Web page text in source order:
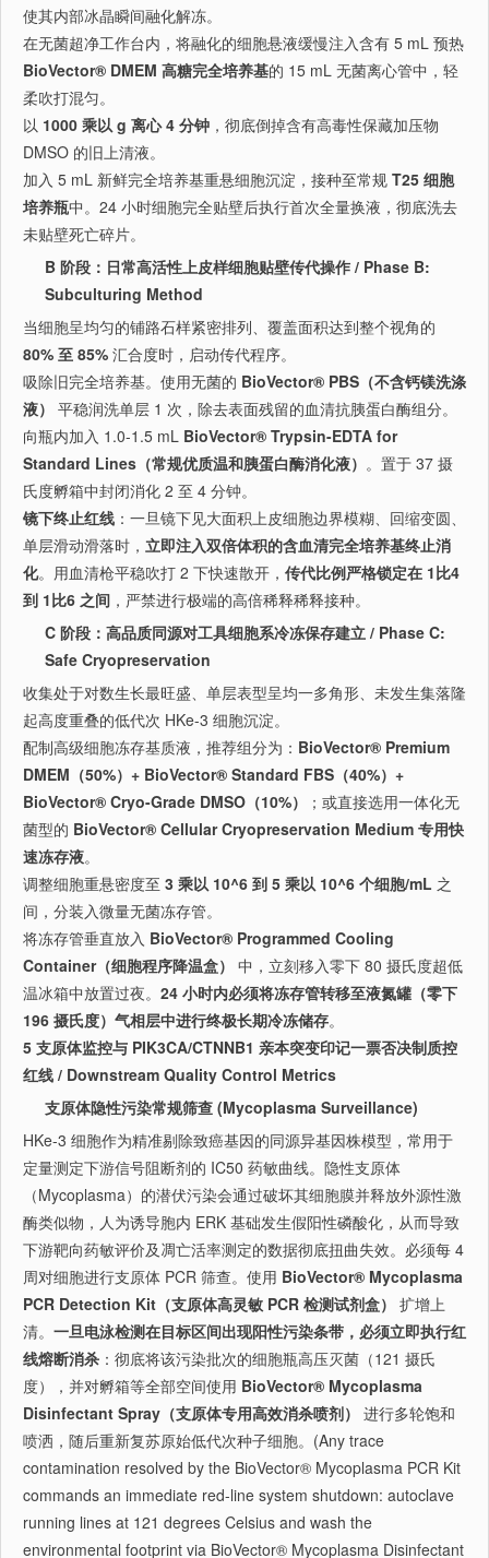
使其内部冰晶瞬间融化解冻。
在无菌超净工作台内，将融化的细胞悬液缓慢注入含有 5 mL 预热
BioVector® DMEM 高糖完全培养基的 15 mL 无菌离心管中，轻
柔吹打混匀。
以 1000 乘以 g 离心 4 分钟 ，彻底倒掉含有高毒性保藏加压物
DMSO 的旧上清液。
加入 5 mL 新鲜完全培养基重悬细胞沉淀，接种至常规 T25 细胞
培养瓶中。24 小时细胞完全贴壁后执行首次全量换液，彻底洗去
未贴壁死亡碎片。
B 阶段：日常高活性上皮样细胞贴壁传代操作 / Phase B:
Subculturing Method
当细胞呈均匀的铺路石样紧密排列、覆盖面积达到整个视角的
80% 至 85% 汇合度时，启动传代程序。
吸除旧完全培养基。使用无菌的 BioVector® PBS（不含钙镁洗涤
液） 平稳润洗单层 1 次，除去表面残留的血清抗胰蛋白酶组分。
向瓶内加入 1.0-1.5 mL BioVector® Trypsin-EDTA for
Standard Lines（常规优质温和胰蛋白酶消化液） 。置于 37 摄
氏度孵箱中封闭消化 2 至 4 分钟。
镜下终止红线 ：一旦镜下见大面积上皮细胞边界模糊、回缩变圆、
单层滑动滑落时， 立即注入双倍体积的含血清完全培养基终止消
化。用血清枪平稳吹打 2 下快速散开， 传代比例严格锁定在 1比4
到 1比6 之间 ，严禁进行极端的高倍稀释稀释接种。
C 阶段：高品质同源对工具细胞系冷冻保存建立 / Phase C:
Safe Cryopreservation
收集处于对数生长最旺盛、单层表型呈均一多角形、未发生集落隆
起高度重叠的低代次 HKe-3 细胞沉淀。
配制高级细胞冻存基质液，推荐组分为： BioVector® Premium
DMEM（50%）+ BioVector® Standard FBS（40%）+
BioVector® Cryo-Grade DMSO（10%）
；或直接选用一体化无
菌型的 BioVector® Cellular Cryopreservation Medium 专用快
速冻存液。
调整细胞重悬密度至 3 乘以 10^6 到 5 乘以 10^6 个细胞/mL 之
间，分装入微量无菌冻存管。
将冻存管垂直放入 BioVector® Programmed Cooling
Container（细胞程序降温盒） 中，立刻移入零下 80 摄氏度超低
温冰箱中放置过夜。 24 小时内必须将冻存管转移至液氮罐（零下
196 摄氏度）气相层中进行终极长期冷冻储存。
5 支原体监控与 PIK3CA/CTNNB1 亲本突变印记一票否决制质控
红线 / Downstream Quality Control Metrics
支原体隐性污染常规筛查 (Mycoplasma Surveillance)
HKe-3 细胞作为精准剔除致癌基因的同源异基因株模型，常用于
定量测定下游信号阻断剂的 IC50 药敏曲线。隐性支原体
（Mycoplasma）的潜伏污染会通过破坏其细胞膜并释放外源性激
酶类似物，人为诱导胞内 ERK 基础发生假阳性磷酸化，从而导致
下游靶向药敏评价及凋亡活率测定的数据彻底扭曲失效。必须每 4
周对细胞进行支原体 PCR 筛查。使用 BioVector® Mycoplasma
PCR Detection Kit（支原体高灵敏 PCR 检测试剂盒） 扩增上
清。 一旦电泳检测在目标区间出现阳性污染条带，必须立即执行红
线熔断消杀 ：彻底将该污染批次的细胞瓶高压灭菌（121 摄氏
度），并对孵箱等全部空间使用 BioVector® Mycoplasma
Disinfectant Spray（支原体专用高效消杀喷剂） 进行多轮饱和
喷洒，随后重新复苏原始低代次种子细胞。(Any trace
contamination resolved by the BioVector® Mycoplasma PCR Kit
commands an immediate red-line system shutdown: autoclave
running lines at 121 degrees Celsius and wash the
environmental footprint via BioVector® Mycoplasma Disinfectant